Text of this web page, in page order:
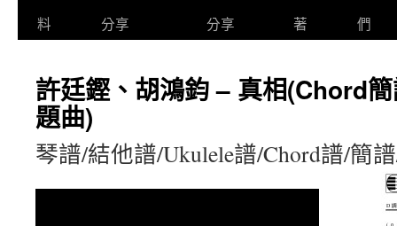
料
分享
分享
著
們
許廷鏗、胡鴻鈞 – 真相(Chord
題曲)
琴譜/結他譜/Ukulele譜/Chord譜/簡